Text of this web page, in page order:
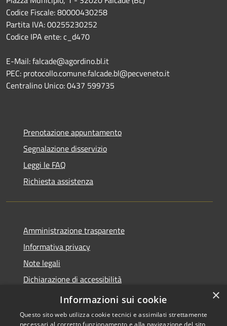
Codice Fiscale: 80000430258
Partita IVA: 00255230252
Codice IPA ente: c_d470
E-Mail: falcade@agordino.bl.it
PEC: protocollo.comune.falcade.bl@pecveneto.it
Centralino Unico: 0437 599735
Prenotazione appuntamento
Segnalazione disservizio
Leggi le FAQ
Richiesta assistenza
Amministrazione trasparente
Informativa privacy
Note legali
Dichiarazione di accessibilità
Dichiarazione di accessibilità App Municipium
×
Informazioni sui cookie
Questo sito web utilizza cookie tecnici e assimilati strettamente
necessari al corretto funzionamento e alla navigazione del sito,